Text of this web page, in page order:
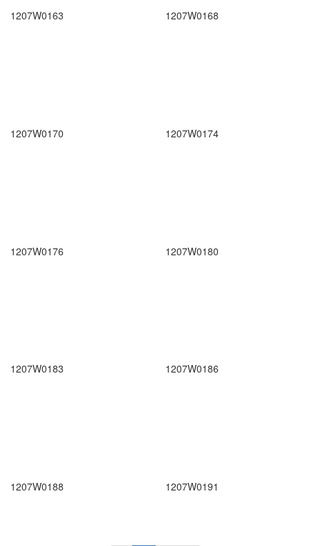
1207W0163 1207W0168
1207W0170 1207W0174
1207W0176 1207W0180
1207W0183 1207W0186
1207W0188 1207W0191